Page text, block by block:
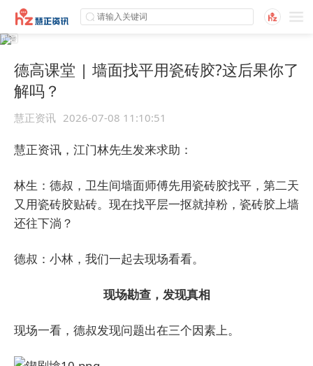
德高课堂 | 墙面找平用瓷砖胶?这后果你了
解吗？
慧正资讯 2026-07-08 11:10:51
慧正资讯，江门林先生发来求助：
林生：德叔，卫生间墙面师傅先用瓷砖胶找平，第二天
又用瓷砖胶贴砖。现在找平层一抠就掉粉，瓷砖胶上墙
还往下淌？
德叔：小林，我们一起去现场看看。
现场勘查，发现真相
现场一看，德叔发现问题出在三个因素上。